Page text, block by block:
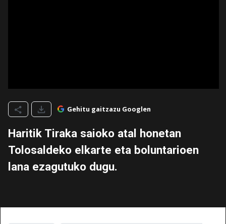
Gehitu gaitzazu Googlen
Haritik Tiraka saioko atal honetan
Tolosaldeko elkarte eta boluntarioen
lana ezagutuko dugu.